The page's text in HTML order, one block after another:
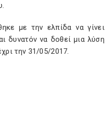
με την ελπίδα να γίνει
δυνατόν να δοθεί μια λύση
την 31/05/2017.